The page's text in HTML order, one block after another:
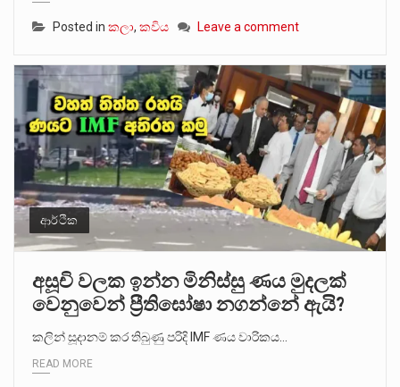
Posted in කලා, කවිය Leave a comment
ආර්ථික
අසූචි වලක ඉන්න මිනිස්සු ණය මුදලක්
වෙනුවෙන් ප්‍රීතිඝෝෂා නගන්නේ ඇයි?
කලින් සූදානම් කර තිබුණු පරිදි IMF ණය වාරිකය…
READ MORE